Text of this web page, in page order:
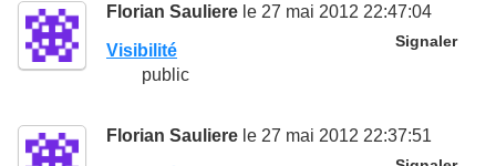
Florian Sauliere le 27 mai 2012 22:47:04
Signaler
Visibilité
public
Florian Sauliere le 27 mai 2012 22:37:51